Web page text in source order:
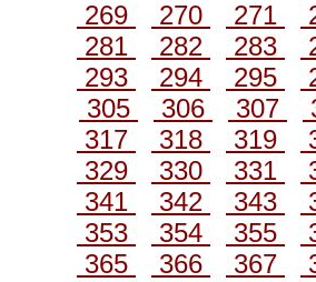
269
270 271
281
282 283
293
294 295
305
306 307
317
318 319
329
330 331
341
342 343
353
354 355
365
366 367